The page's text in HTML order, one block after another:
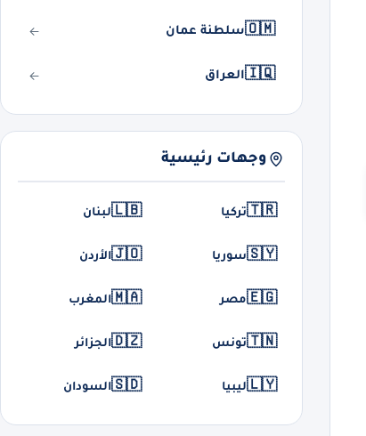
🇴🇲سلطنة عمان
🇮🇶العراق
وجهات رئيسية
🇹🇷تركيا 🇱🇧لبنان
🇸🇾سوريا 🇯🇴الأردن
🇪🇬مصر 🇲🇦المغرب
🇹🇳تونس 🇩🇿الجزائر
🇱🇾ليبيا 🇸🇩السودان